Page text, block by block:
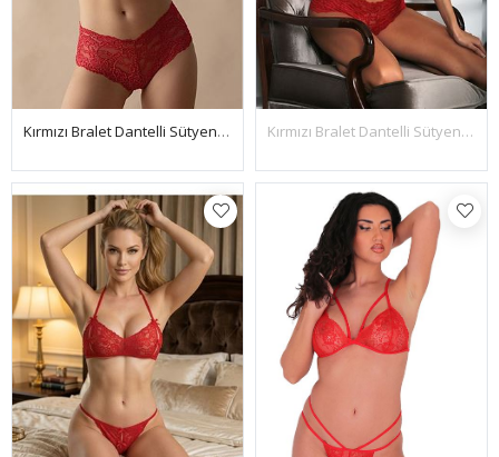
Kırmızı Bralet Dantelli Sütyen Takım 2' Li - 6255 Kırmızı Bralet Dantelli Sütyen Takım 2' Li - 6510